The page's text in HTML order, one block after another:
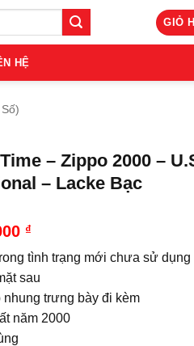
GIỎ
HỆ
– Zippo 2000 –
– Lacke Bạc
₫
tình trạng mới chưa sử
sau
nhung trưng bày đi kèm
năm 2000